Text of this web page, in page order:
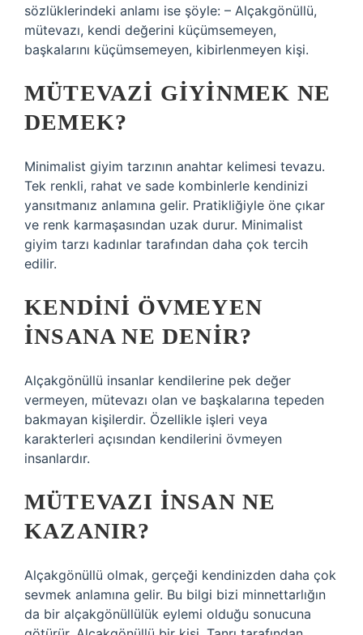
sözlüklerindeki anlamı ise şöyle: – Alçakgönüllü,
mütevazı, kendi değerini küçümsemeyen,
başkalarını küçümsemeyen, kibirlenmeyen kişi.
MÜTEVAZI GIYINMEK NE
DEMEK?
Minimalist giyim tarzının anahtar kelimesi tevazu.
Tek renkli, rahat ve sade kombinlerle kendinizi
yansıtmanız anlamına gelir. Pratikliğiyle öne çıkar
ve renk karmaşasından uzak durur. Minimalist
giyim tarzı kadınlar tarafından daha çok tercih
edilir.
KENDINI ÖVMEYEN
INSANA NE DENIR?
Alçakgönüllü insanlar kendilerine pek değer
vermeyen, mütevazı olan ve başkalarına tepeden
bakmayan kişilerdir. Özellikle işleri veya
karakterleri açısından kendilerini övmeyen
insanlardır.
MÜTEVAZI INSAN NE
KAZANIR?
Alçakgönüllü olmak, gerçeği kendinizden daha çok
sevmek anlamına gelir. Bu bilgi bizi minnettarlığın
da bir alçakgönüllülük eylemi olduğu sonucuna